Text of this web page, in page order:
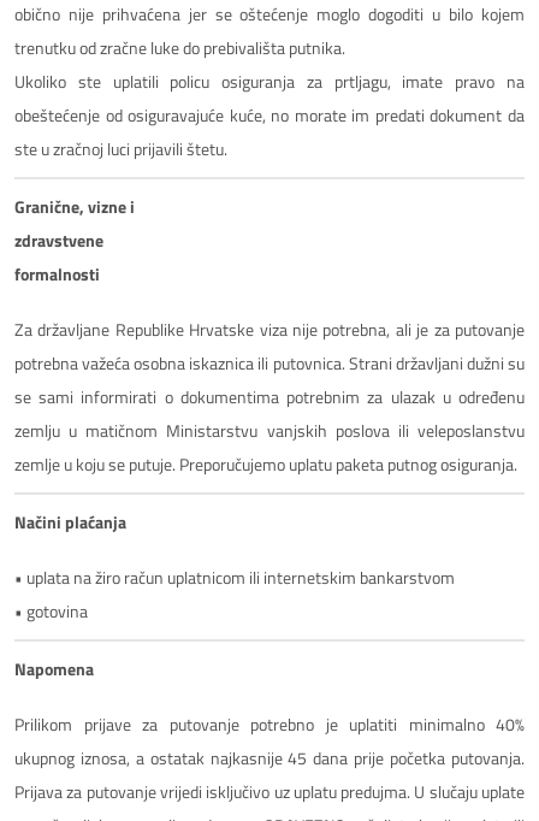
obično nije prihvaćena jer se oštećenje moglo dogoditi u bilo kojem
trenutku od zračne luke do prebivališta putnika.
Ukoliko ste uplatili policu osiguranja za prtljagu, imate pravo na
obeštećenje od osiguravajuće kuće, no morate im predati dokument da
ste u zračnoj luci prijavili štetu.
Granične, vizne i
zdravstvene
formalnosti
Za državljane Republike Hrvatske viza nije potrebna, ali je za putovanje
potrebna važeća osobna iskaznica ili putovnica. Strani državljani dužni su
se sami informirati o dokumentima potrebnim za ulazak u određenu
zemlju u matičnom Ministarstvu vanjskih poslova ili veleposlanstvu
zemlje u koju se putuje. Preporučujemo uplatu paketa putnog osiguranja.
Načini plaćanja
• uplata na žiro račun uplatnicom ili internetskim bankarstvom
• gotovina
Napomena
Prilikom prijave za putovanje potrebno je uplatiti minimalno 40%
ukupnog iznosa, a ostatak najkasnije 45 dana prije početka putovanja.
Prijava za putovanje vrijedi isključivo uz uplatu predujma. U slučaju uplate